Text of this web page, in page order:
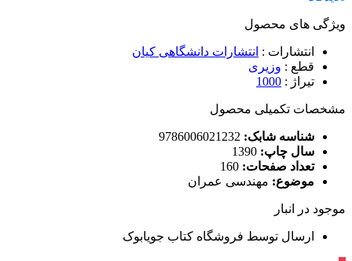
ویژگی های محصول
انتشارات : انتشارات دانشگاهی کیان
قطع : وزیری
تیراژ :
1000
مشخصات تکمیلی محصول
شناسه شابک:
سال چاپ:
تعداد صفحات:
موضوع: مهندسی عمران
موجود در انبار
ارسال توسط فروشگاه کتاب جویابوک